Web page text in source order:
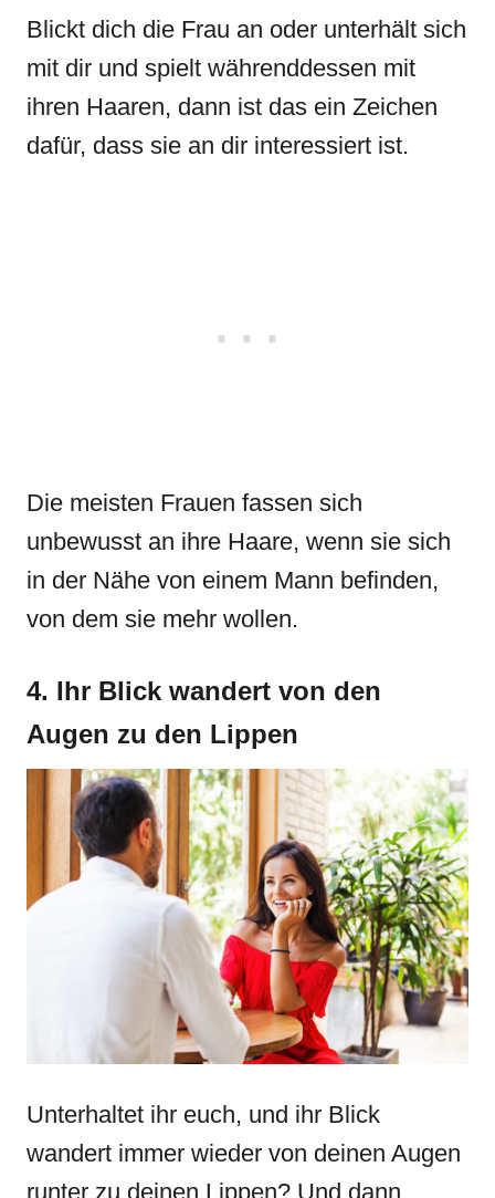
Blickt dich die Frau an oder unterhält sich
mit dir und spielt währenddessen mit
ihren Haaren, dann ist das ein Zeichen
dafür, dass sie an dir interessiert ist.
Die meisten Frauen fassen sich
unbewusst an ihre Haare, wenn sie sich
in der Nähe von einem Mann befinden,
von dem sie mehr wollen.
4. Ihr Blick wandert von den
Augen zu den Lippen
Unterhaltet ihr euch, und ihr Blick
wandert immer wieder von deinen Augen
runter zu deinen Lippen? Und dann